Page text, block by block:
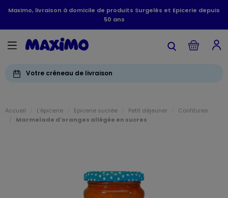
Maximo, livraison à domicile de produits Surgelés et Epicerie depuis
50 ans
Votre créneau de livraison
Accueil L'épicerie Epicerie sucrée Petit déjeuner
Confitures
Marmelade d'oranges allégée en sucres